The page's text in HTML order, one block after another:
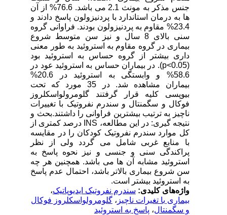
جنس مذکر به مونث 2.1 می باشد. 76.6% از آن
ها به درمان استاندارد با پردنیزولون پاسخ دادند و
23.4% مقاوم به پردنیزولون بودند. فراوانی گروه
سنی بالای 8 سال و نیز سن متوسط شروع
بیماری در گروه مقاوم به استروئید به طور معنی
داری بیشتر از گروه حساس به استروئید بود
(p<0.05). در بیماران حساس به استروئید عود در
58.6% و وابستگی به استروئید در 20.6%
بیماران مشاهده شد. در 35 مورد که تحت
بیوپسی کلیه قرار گرفتند گلومرولواسکلروز
فوکال و سگمنتال و سندرم نفروتیک با تغییرات
ناچیز به ترتیب بیشترین فراوانی را داشتند.بحث و
نتیجه گیری: در این مطالعه، INS درصد کمتری از
کل موارد سندرم نفروتیک کودکان را در مقایسه
با منابع غربی شامل می گردد ولی از نظر
پراکندگی سنی و جنسی و نیز نحوه پاسخ به
استروئید مشابه آن ها می باشد. همچنین هر چه
سن شروع بیماری بالاتر باشد، احتمال عدم پاسخ
به استروئید بیشتر است.
واژه‌های کلیدی:سندرم نفروتیک ایدیوپاتیک،
بیماری با تغیرات ناچیز، گلومرولواسکلروز فوکال
و سگمنتال،پاسخ به استروئید